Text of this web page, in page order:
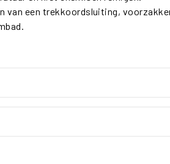
van een trekkoordsluiting,